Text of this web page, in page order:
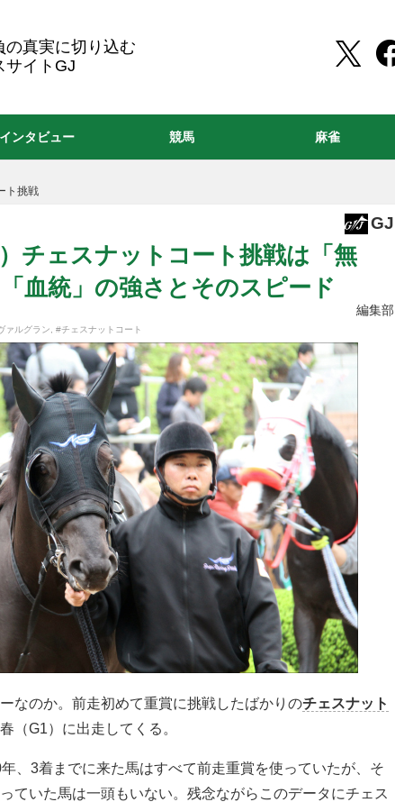
の真実に切り込む
サイトGJ
ト挑戦
GJ
チェスナットコート挑戦は「無
血統」の強さとそのスピード
編集部
ァルグラン #チェスナットコート
なのか。前走初めて重賞に挑戦したばかりのチェスナット
春（G1）に出走してくる。
、3着までに来た馬はすべて前走重賞を使っていたが、そ
ていた馬は一頭もいない。残念ながらこのデータにチェス
インタビュー 競馬 麻雀